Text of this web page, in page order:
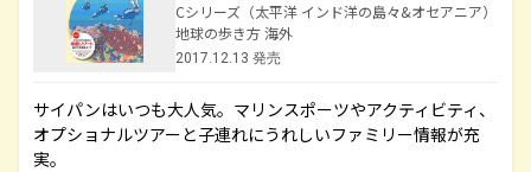
Cシリーズ（太平洋 インド洋の島々&オセアニア）
地球の歩き方 海外
2017.12.13 発売
サイパンはいつも大人気。マリンスポーツやアクティビティ、
オプショナルツアーと子連れにうれしいファミリー情報が充
実。